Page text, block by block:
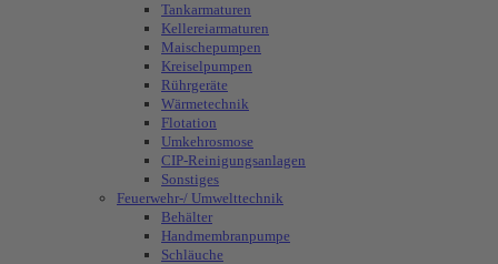
Tankarmaturen
Kellereiarmaturen
Maischepumpen
Kreiselpumpen
Rührgeräte
Wärmetechnik
Flotation
Umkehrosmose
CIP-Reinigungsanlagen
Sonstiges
Feuerwehr-/ Umwelttechnik
Behälter
Handmembranpumpe
Schläuche